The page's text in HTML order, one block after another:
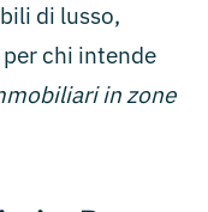
di lusso,
chi intende
in zone